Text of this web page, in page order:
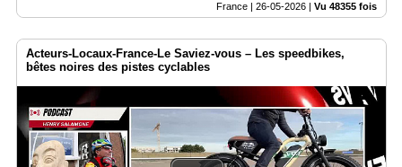
France | 26-05-2026 Vu 48355 fois
Acteurs-Locaux-France-Le Saviez-vous – Les speedbikes,
bêtes noires des pistes cyclables